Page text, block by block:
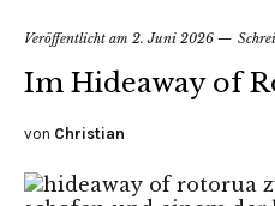
Veröffentlicht am 2. Juni 2026
Im Hideaway of
von Christian